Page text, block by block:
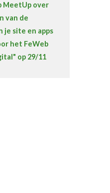
MeetUp over
van de
je site en apps
het FeWeb
op 29/11